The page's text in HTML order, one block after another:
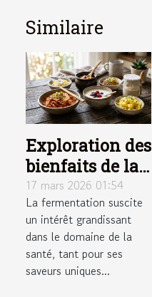
Similaire
Exploration des
bienfaits de la
fermentation
pour votre
santé
17 mars 2026 01:54
La fermentation suscite
un intérêt grandissant
dans le domaine de la
santé, tant pour ses
saveurs uniques...